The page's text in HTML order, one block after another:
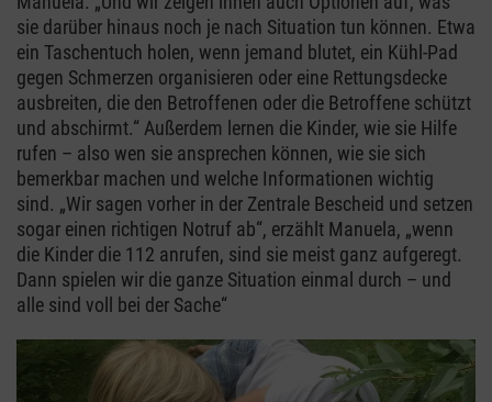
sie darüber hinaus noch je nach Situation tun können. Etwa
ein Taschentuch holen, wenn jemand blutet, ein Kühl-Pad
gegen Schmerzen organisieren oder eine Rettungsdecke
ausbreiten, die den Betroffenen oder die Betroffene schützt
und abschirmt.“ Außerdem lernen die Kinder, wie sie Hilfe
rufen – also wen sie ansprechen können, wie sie sich
bemerkbar machen und welche Informationen wichtig
sind. „Wir sagen vorher in der Zentrale Bescheid und setzen
sogar einen richtigen Notruf ab“, erzählt Manuela, „wenn
die Kinder die 112 anrufen, sind sie meist ganz aufgeregt.
Dann spielen wir die ganze Situation einmal durch – und
alle sind voll bei der Sache“